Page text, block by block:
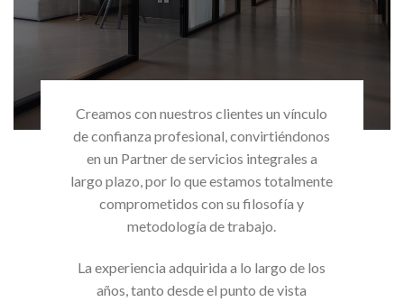
Creamos con nuestros clientes un vínculo
de confianza profesional, convirtiéndonos
en un Partner de servicios integrales a
largo plazo, por lo que estamos totalmente
comprometidos con su filosofía y
metodología de trabajo.
La experiencia adquirida a lo largo de los
años, tanto desde el punto de vista